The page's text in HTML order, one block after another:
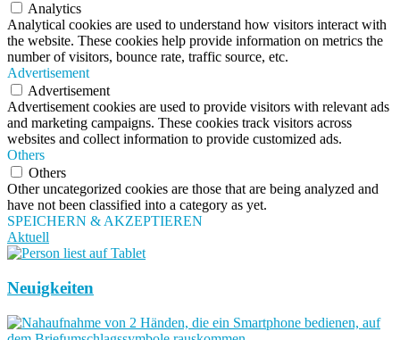
Analytics
Analytical cookies are used to understand how visitors interact with
the website. These cookies help provide information on metrics the
number of visitors, bounce rate, traffic source, etc.
Advertisement
Advertisement
Advertisement cookies are used to provide visitors with relevant ads
and marketing campaigns. These cookies track visitors across
websites and collect information to provide customized ads.
Others
Others
Other uncategorized cookies are those that are being analyzed and
have not been classified into a category as yet.
SPEICHERN & AKZEPTIEREN
Aktuell
Neuigkeiten